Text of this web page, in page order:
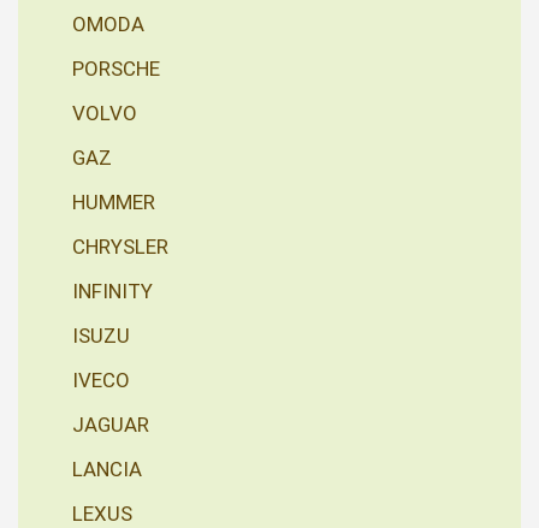
OMODA
PORSCHE
VOLVO
GAZ
HUMMER
CHRYSLER
INFINITY
ISUZU
IVECO
JAGUAR
LANCIA
LEXUS